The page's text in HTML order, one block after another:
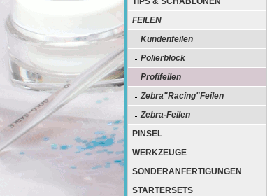
FEILEN
Kundenfeilen
Polierblock
Profifeilen
Zebra"Racing"Feilen
Zebra-Feilen
PINSEL
WERKZEUGE
SONDERANFERTIGUNGEN
STARTERSETS